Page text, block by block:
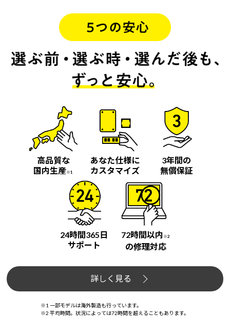
高品質な
国内生産※1
あなた仕様に
カスタマイズ
3年間の
無償保証
24時間365日
サポート
72時間以内 ※2
の修理対応
詳しく見る
※1 一部モデルは海外製造も行っています。
※2 平均時間。状況によっては72時間を超えることもあります。